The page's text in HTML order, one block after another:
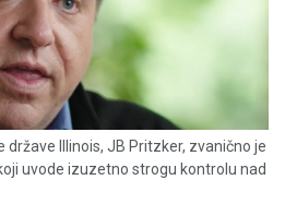
Illinois, JB Pritzker, zvanično je
uvode izuzetno strogu kontrolu nad